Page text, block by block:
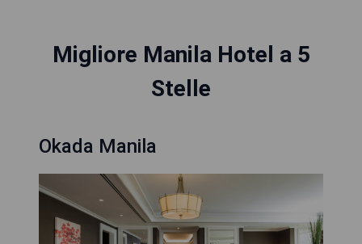
Migliore Manila Hotel a 5
Stelle
Okada Manila